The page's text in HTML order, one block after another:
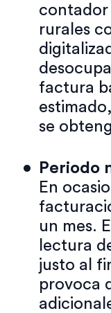
contador
rurales
factura
se
Periodo
En
un mes.
lectura
justo al
provoca